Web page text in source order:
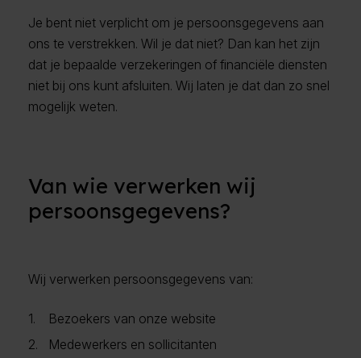
Je bent niet verplicht om je persoonsgegevens aan
ons te verstrekken. Wil je dat niet? Dan kan het zijn
dat je bepaalde verzekeringen of financiële diensten
niet bij ons kunt afsluiten. Wij laten je dat dan zo snel
mogelijk weten.
Van wie verwerken wij
persoonsgegevens?
Wij verwerken persoonsgegevens van:
Bezoekers van onze website
Medewerkers en sollicitanten